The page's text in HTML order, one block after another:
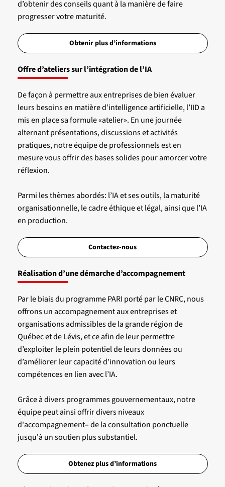
d’obtenir des conseils quant à la manière de faire
progresser votre maturité.
Obtenir plus d’informations
Offre d’ateliers sur l’intégration de l’IA
De façon à permettre aux entreprises de bien évaluer
leurs besoins en matière d’intelligence artificielle, l’IID a
mis en place sa formule «atelier». En une journée
alternant présentations, discussions et activités
pratiques, notre équipe de professionnels est en
mesure vous offrir des bases solides pour amorcer votre
réflexion.
Parmi les thèmes abordés: l’IA et ses outils, la maturité
organisationnelle, le cadre éthique et légal, ainsi que l’IA
en production.
Contactez-nous
Réalisation d’une démarche d’accompagnement
Par le biais du programme PARI porté par le CNRC, nous
offrons un accompagnement aux entreprises et
organisations admissibles de la grande région de
Québec et de Lévis, et ce afin de leur permettre
d’exploiter le plein potentiel de leurs données ou
d’améliorer leur capacité d’innovation ou leurs
compétences en lien avec l’IA.
Grâce à divers programmes gouvernementaux, notre
équipe peut ainsi offrir divers niveaux
d'accompagnement– de la consultation ponctuelle
jusqu'à un soutien plus substantiel.
Obtenez plus d’informations